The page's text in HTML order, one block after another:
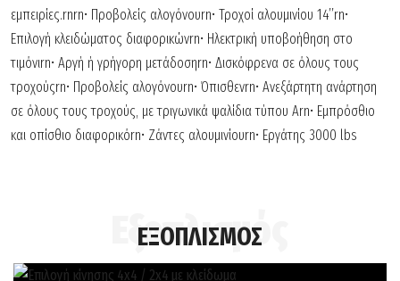
εμπειρίες.rnrn• Προβολείς αλογόνουrn• Τροχοί αλουµινίου 14’’rn•
Επιλογή κλειδώματος διαφορικώνrn• Ηλεκτρική υποβοήθηση στο
τιμόνιrn• Αργή ή γρήγορη μετάδοσηrn• Δισκόφρενα σε όλους τους
τροχούςrn• Προβολείς αλογόνουrn• Όπισθενrn• Ανεξάρτητη ανάρτηση
σε όλους τους τροχούς, με τριγωνικά ψαλίδια τύπου Arn• Εμπρόσθιο
και οπίσθιο διαφορικόrn• Ζάντες αλουμινίουrn• Εργάτης 3000 lbs
ΕΞΟΠΛΙΣΜΟΣ